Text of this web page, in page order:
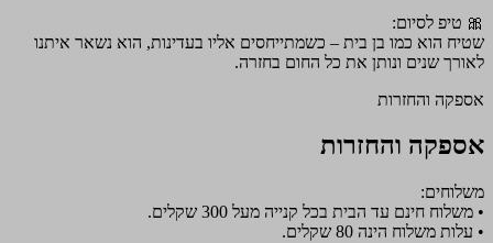
🎀 טיפ לסיום:
שטיח הוא כמו בן בית – כשמתייחסים אליו בעדינות, הוא נשאר איתנו
לאורך שנים ונותן את כל החום בחזרה.
אספקה והחזרות
אספקה והחזרות
משלוחים:
• משלוח חינם עד הבית בכל קנייה מעל 300 שקלים.
• עלות משלוח הינה 80 שקלים.